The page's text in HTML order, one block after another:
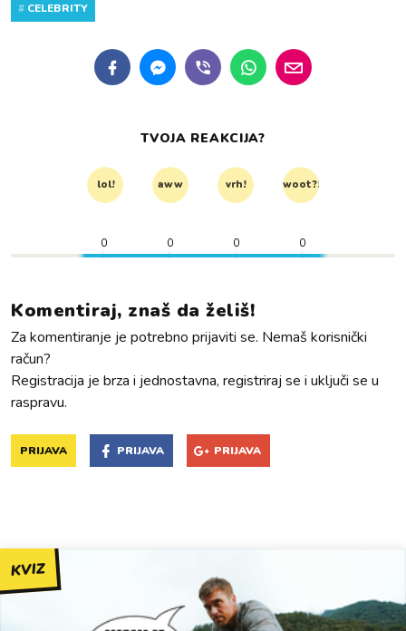
# CELEBRITY
TVOJA REAKCIJA?
lol! aww vrh! woot?!
0 0 0 0
Komentiraj, znaš da želiš!
Za komentiranje je potrebno prijaviti se. Nemaš korisnički
račun?
Registracija je brza i jednostavna, registriraj se i uključi se u
raspravu.
PRIJAVA PRIJAVA PRIJAVA
KVIZ